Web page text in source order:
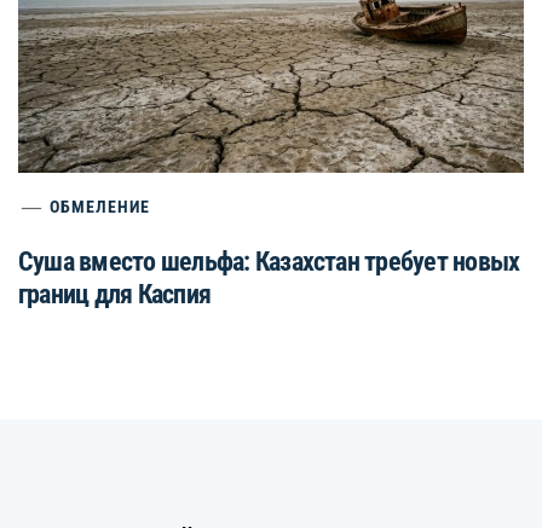
ОБМЕЛЕНИЕ
Суша вместо шельфа: Казахстан требует новых
границ для Каспия